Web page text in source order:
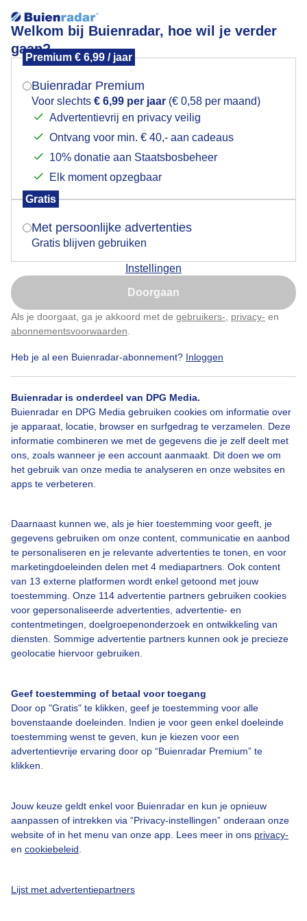
Welkom bij Buienradar, hoe wil je verder
gaan?
Premium € 6,99 / jaar
Buienradar Premium
Voor slechts € 6,99 per jaar (€ 0,58 per maand)
Advertentievrij en privacy veilig
Ontvang voor min. € 40,- aan cadeaus
10% donatie aan Staatsbosbeheer
Elk moment opzegbaar
Gratis
Met persoonlijke advertenties
Gratis blijven gebruiken
Instellingen
Doorgaan
Als je doorgaat, ga je akkoord met de gebruikers- privacy- en
abonnementsvoorwaarden
Heb je al een Buienradar-abonnement? Inloggen
Buienradar is onderdeel van DPG Media.
Buienradar en DPG Media gebruiken cookies om informatie over
je apparaat, locatie, browser en surfgedrag te verzamelen. Deze
informatie combineren we met de gegevens die je zelf deelt met
ons, zoals wanneer je een account aanmaakt. Dit doen we om
het gebruik van onze media te analyseren en onze websites en
apps te verbeteren.
Daarnaast kunnen we, als je hier toestemming voor geeft, je
gegevens gebruiken om onze content, communicatie en aanbod
te personaliseren en je relevante advertenties te tonen, en voor
marketingdoeleinden delen met 4 mediapartners. Ook content
van 13 externe platformen wordt enkel getoond met jouw
toestemming. Onze 114 advertentie partners gebruiken cookies
voor gepersonaliseerde advertenties, advertentie- en
contentmetingen, doelgroepenonderzoek en ontwikkeling van
diensten. Sommige advertentie partners kunnen ook je precieze
geolocatie hiervoor gebruiken.
Geef toestemming of betaal voor toegang
Door op "Gratis" te klikken, geef je toestemming voor alle
bovenstaande doeleinden. Indien je voor geen enkel doeleinde
toestemming wenst te geven, kun je kiezen voor een
advertentievrije ervaring door op “Buienradar Premium” te
klikken.
Jouw keuze geldt enkel voor Buienradar en kun je opnieuw
aanpassen of intrekken via “Privacy-instellingen” onderaan onze
website of in het menu van onze app. Lees meer in ons privacy-
en cookiebeleid
Lijst met advertentiepartners
Intocht
Een natte intocht dit jaar maar niet echt koud
Door: Joost Mooij Gemaakt: 15-11-2025, 46x bekeken
Sinterklaas
Een moment geduld aub...
Over Buienradar
Veelgestelde vragen
Contact
Toegankelijkheid
Gebruikersvoorwaarden
Adverteren
Buienradar Team
Cookie beleid
Privacy instellingen
Gratis weerdata
@BuienradarNL
Buienradar
Mogen we je locatie gebruiken voor het
Indien je hier nog geen akkoord op hebt gegeven,
verschijnt er zo een pop-up uit je browser waarin
Is goed, toon de popup
Nu niet, misschien later
Klik hierom dit aan te passen